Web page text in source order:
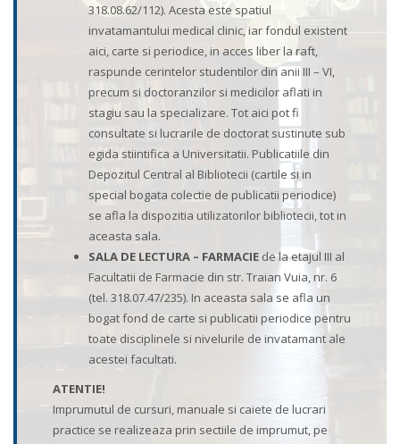
318.08.62/112). Acesta este spatiul
invatamantului medical clinic, iar fondul existent
aici, carte si periodice, in acces liber la raft,
raspunde cerintelor studentilor din anii III – VI,
precum si doctoranzilor si medicilor aflati in
stagiu sau la specializare. Tot aici pot fi
consultate si lucrarile de doctorat sustinute sub
egida stiintifica a Universitatii. Publicatiile din
Depozitul Central al Bibliotecii (cartile si in
special bogata colectie de publicatii periodice)
se afla la dispozitia utilizatorilor bibliotecii, tot in
aceasta sala.
SALA DE LECTURA – FARMACIEde la etajul III al
Facultatii de Farmacie din str. Traian Vuia, nr. 6
(tel. 318.07.47/235). In aceasta sala se afla un
bogat fond de carte si publicatii periodice pentru
toate disciplinele si nivelurile de invatamant ale
acestei facultati.
ATENTIE!
Imprumutul de cursuri, manuale si caiete de lucrari
practice se realizeaza prin sectiile de imprumut, pe